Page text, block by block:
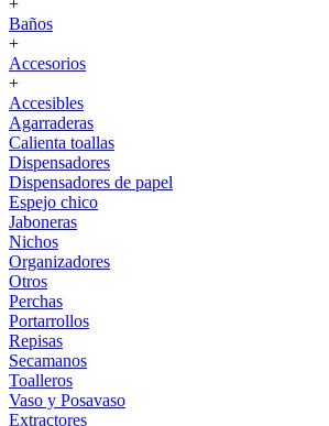
+
Baños
+
Accesorios
+
Accesibles
Agarraderas
Calienta toallas
Dispensadores
Dispensadores de papel
Espejo chico
Jaboneras
Nichos
Organizadores
Otros
Perchas
Portarrollos
Repisas
Secamanos
Toalleros
Vaso y Posavaso
Extractores